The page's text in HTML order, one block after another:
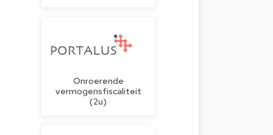
Onroerende
vermogensfiscaliteit
(2u)